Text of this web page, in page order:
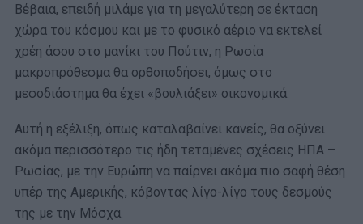
Βέβαια, επειδή μιλάμε για τη μεγαλύτερη σε έκταση
χώρα του κόσμου και με το φυσικό αέριο να εκτελεί
χρέη άσου στο μανίκι του Πούτιν, η Ρωσία
μακροπρόθεσμα θα ορθοποδήσει, όμως στο
μεσοδιάστημα θα έχει «βουλιάξει» οικονομικά.
Αυτή η εξέλιξη, όπως καταλαβαίνει κανείς, θα οξύνει
ακόμα περισσότερο τις ήδη τεταμένες σχέσεις ΗΠΑ –
Ρωσίας, με την Ευρώπη να παίρνει ακόμα πιο σαφή θέση
υπέρ της Αμερικής, κόβοντας λίγο-λίγο τους δεσμούς
της με την Μόσχα.